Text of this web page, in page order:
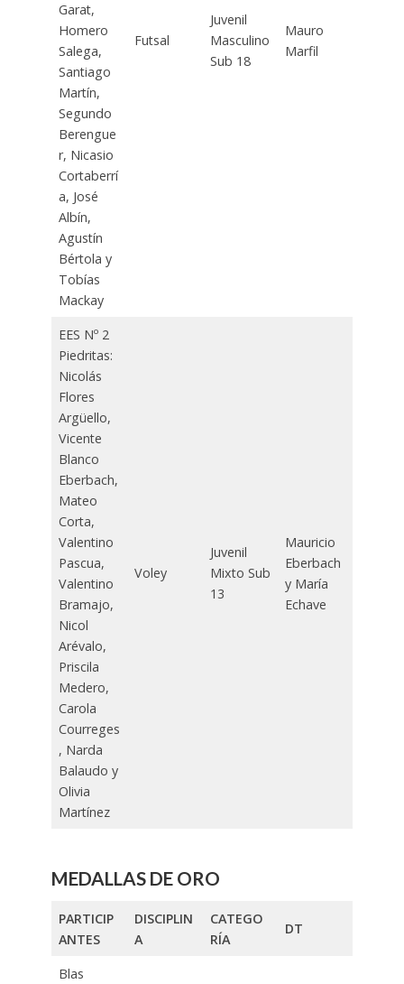
Garat,
Homero
Salega,
Santiago
Martín,
Segundo
Berengue
r, Nicasio
Cortaberrí
a, José
Albín,
Agustín
Bértola y
Tobías
Mackay
Futsal
Juvenil
Masculino
Sub 18
Mauro
Marfil
EES Nº 2
Piedritas:
Nicolás
Flores
Argüello,
Vicente
Blanco
Eberbach,
Mateo
Corta,
Valentino
Pascua,
Valentino
Bramajo,
Nicol
Arévalo,
Priscila
Medero,
Carola
Courreges
, Narda
Balaudo y
Olivia
Martínez
Voley
Juvenil
Mixto Sub
13
Mauricio
Eberbach
y María
Echave
MEDALLAS DE ORO
PARTICIP
ANTES
DISCIPLIN
A
CATEGO
RÍA
DT
Blas